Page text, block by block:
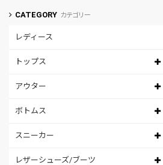
CATEGORY カテゴリー
レディース
トップス
アウター
ボトムス
スニーカー
レザーシューズ/ブーツ